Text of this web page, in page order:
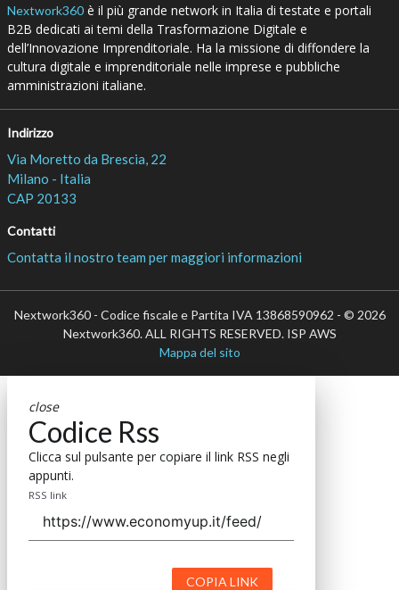
Nextwork360è il più grande network in Italia di testate e portali
B2B dedicati ai temi della Trasformazione Digitale e
dell’Innovazione Imprenditoriale. Ha la missione di diffondere la
cultura digitale e imprenditoriale nelle imprese e pubbliche
amministrazioni italiane.
Indirizzo
Via Moretto da Brescia, 22
Milano - Italia
CAP 20133
Contatti
Contatta il nostro team per maggiori informazioni
Nextwork360 - Codice fiscale e Partita IVA 13868590962 - © 2026
Nextwork360. ALL RIGHTS RESERVED. ISP AWS
Mappa del sito
close
Codice Rss
Clicca sul pulsante per copiare il link RSS negli
appunti.
RSS link
COPIA LINK